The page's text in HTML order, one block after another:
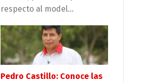
respecto al model...
Pedro Castillo: Conoce las